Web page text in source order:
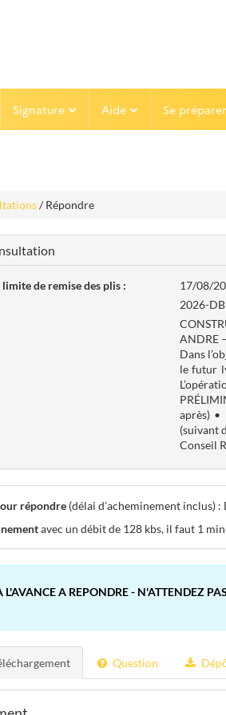
Signature Aide Se
/ Répondre
de remise des plis :
17/08/
2026-
ANDRE
Dans
le futur
après) •
(suivant
Conseil
répondre (délai d'acheminement inclus) :
avec un débit de 128 kbs, il faut 1
L'AVANCE A REPONDRE - N'ATTENDEZ
Question